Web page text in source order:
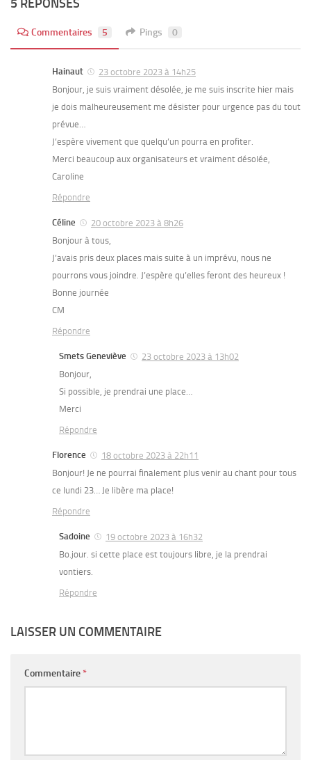
5 RÉPONSES
Commentaires 5 Pings 0
Hainaut
23 octobre 2023 à 14h25
Bonjour, je suis vraiment désolée, je me suis inscrite hier mais
je dois malheureusement me désister pour urgence pas du tout
prévue…
J’espère vivement que quelqu’un pourra en profiter.
Merci beaucoup aux organisateurs et vraiment désolée,
Caroline
Répondre
Céline
20 octobre 2023 à 8h26
Bonjour à tous,
J’avais pris deux places mais suite à un imprévu, nous ne
pourrons vous joindre. J’espère qu’elles feront des heureux !
Bonne journée
CM
Répondre
Smets Geneviève
23 octobre 2023 à 13h02
Bonjour,
Si possible, je prendrai une place…
Merci
Répondre
Florence
18 octobre 2023 à 22h11
Bonjour! Je ne pourrai finalement plus venir au chant pour tous
ce lundi 23… Je libère ma place!
Répondre
Sadoine
19 octobre 2023 à 16h32
Bo.jour. si cette place est toujours libre, je la prendrai
vontiers.
Répondre
LAISSER UN COMMENTAIRE
Commentaire *